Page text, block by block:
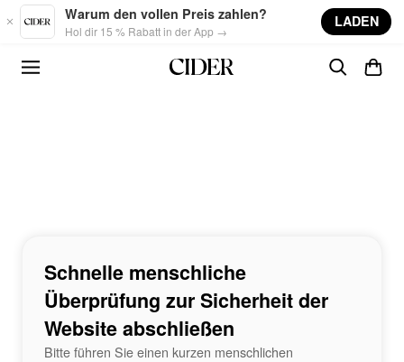
Skip to main content
Warum den vollen Preis zahlen?
Hol dir 15 % Rabatt in der App →
LADEN
Schnelle menschliche
Überprüfung zur Sicherheit der
Website abschließen
Bitte führen Sie einen kurzen menschlichen